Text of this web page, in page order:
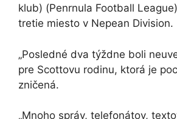
klub) (Penrnula Football
tretie miesto v Nepean Division.
„Posledné dva týždne boli
pre Scottovu rodinu, ktorá je
zničená.
„Mnoho správ, telefonátov,